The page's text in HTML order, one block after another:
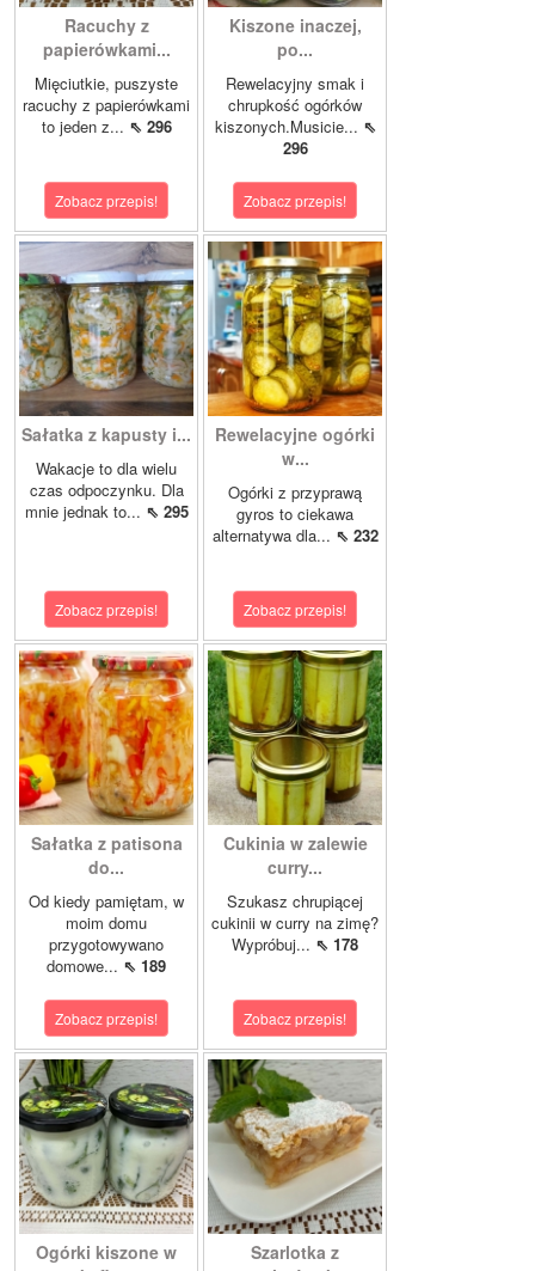
Racuchy z
papierówkami...
Mięciutkie, puszyste
racuchy z papierówkami
to jeden z... ⇖ 296
Zobacz przepis!
Kiszone inaczej,
po...
Rewelacyjny smak i
chrupkość ogórków
kiszonych.Musicie... ⇖
296
Zobacz przepis!
Sałatka z kapusty i...
Wakacje to dla wielu
czas odpoczynku. Dla
mnie jednak to... ⇖ 295
Zobacz przepis!
Rewelacyjne ogórki
w...
Ogórki z przyprawą
gyros to ciekawa
alternatywa dla... ⇖ 232
Zobacz przepis!
Sałatka z patisona
do...
Od kiedy pamiętam, w
moim domu
przygotowywano
domowe... ⇖ 189
Zobacz przepis!
Cukinia w zalewie
curry...
Szukasz chrupiącej
cukinii w curry na zimę?
Wypróbuj... ⇖ 178
Zobacz przepis!
Ogórki kiszone w
Szarlotka z